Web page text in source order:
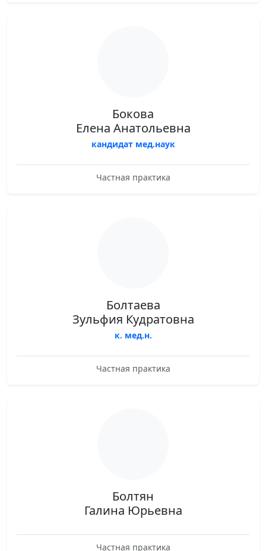
Бокова
Елена Анатольевна
кандидат мед.наук
Частная практика
Болтаева
Зульфия Кудратовна
к. мед.н.
Частная практика
Болтян
Галина Юрьевна
Частная практика